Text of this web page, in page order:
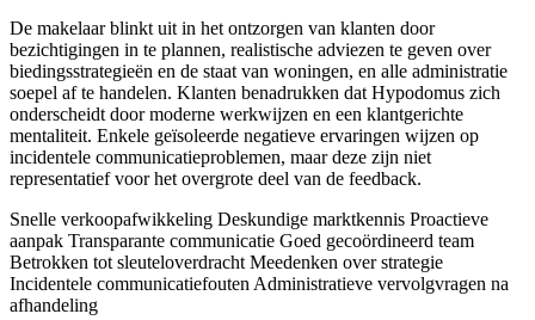
De makelaar blinkt uit in het ontzorgen van klanten door
bezichtigingen in te plannen, realistische adviezen te geven over
biedingsstrategieën en de staat van woningen, en alle administratie
soepel af te handelen. Klanten benadrukken dat Hypodomus zich
onderscheidt door moderne werkwijzen en een klantgerichte
mentaliteit. Enkele geïsoleerde negatieve ervaringen wijzen op
incidentele communicatieproblemen, maar deze zijn niet
representatief voor het overgrote deel van de feedback.
Snelle verkoopafwikkeling Deskundige marktkennis Proactieve
aanpak Transparante communicatie Goed gecoördineerd team
Betrokken tot sleuteloverdrachtMeedenken over strategie
Incidentele communicatiefoutenAdministratieve vervolgvragen na
afhandeling